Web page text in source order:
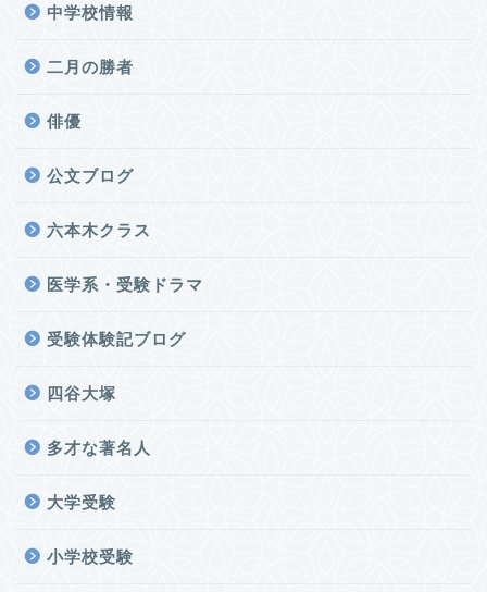
中学校情報
二月の勝者
俳優
公文ブログ
六本木クラス
医学系・受験ドラマ
受験体験記ブログ
四谷大塚
多才な著名人
大学受験
小学校受験